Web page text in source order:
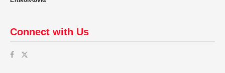
Connect with Us